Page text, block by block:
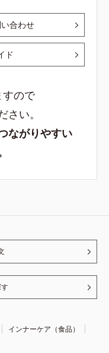
合わせ
ド
すので
さい。
ながりやすい
インナーケア（食品）